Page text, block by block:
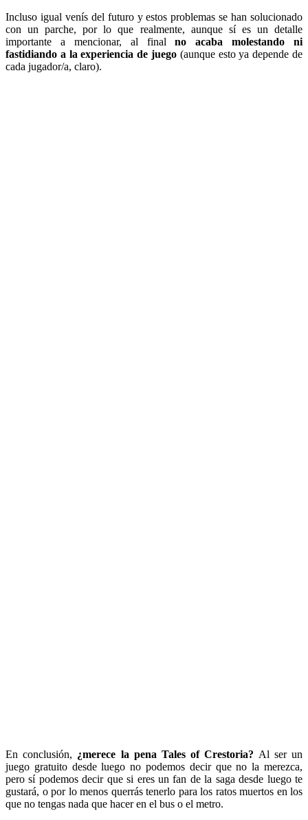
Incluso igual venís del futuro y estos problemas se han solucionado
con un parche, por lo que realmente, aunque sí es un detalle
importante a mencionar, al finalno acaba molestando ni
fastidiando a la experiencia de juego (aunque esto ya depende de
cada jugador/a, claro).
En conclusión, ¿merece la pena Tales of Crestoria? Al ser un
juego gratuito desde luego no podemos decir que no la merezca,
pero sí podemos decir que si eres un fan de la saga desde luego te
gustará, o por lo menos querrás tenerlo para los ratos muertos en los
que no tengas nada que hacer en el bus o el metro.